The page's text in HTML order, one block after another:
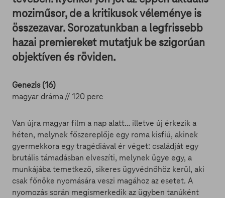
moziműsor, de a kritikusok véleménye is
összezavar. Sorozatunkban a legfrissebb
hazai premiereket mutatjuk be szigorúan
objektíven és röviden.
Genezis (16)
magyar dráma // 120 perc
Van újra magyar film a nap alatt… illetve új érkezik a
héten, melynek főszereplője egy roma kisfiú, akinek
gyermekkora egy tragédiával ér véget: családját egy
brutális támadásban elveszíti, melynek ügye egy, a
munkájába temetkező, sikeres ügyvédnőhöz kerül, aki
csak főnöke nyomására veszi magához az esetet. A
nyomozás során megismerkedik az ügyben tanúként